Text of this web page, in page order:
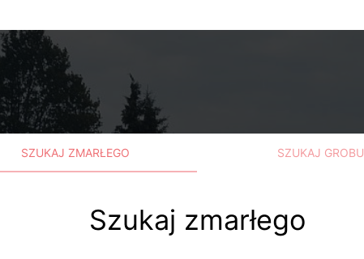
SZUKAJ ZMARŁEGO SZUKAJ GROBU
Szukaj zmarłego